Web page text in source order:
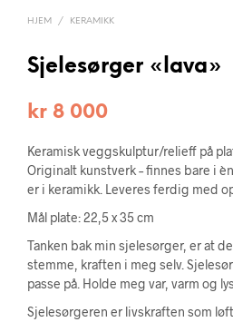
HJEM / KERAMIKK
Sjelesørger «lava»
kr 8 000
Keramisk veggskulptur/relieff på
Originalt kunstverk – finnes bare i
er i keramikk. Leveres ferdig med
Mål plate: 22,5 x 35 cm
Tanken bak min sjelesørger, er at
stemme, kraften i meg selv.
passe på. Holde meg var, varm og
Sjelesørgeren er livskraften som